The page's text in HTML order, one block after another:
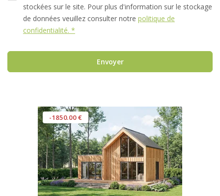
stockées sur le site. Pour plus d'information sur le stockage
de données veuillez consulter notre politique de
confidentialité. *
Envoyer
-1850.00 €